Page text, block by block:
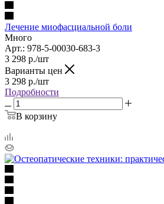
Лечение миофасциальной боли
Много
Арт.: 978-5-00030-683-3
3 298 р./шт
Варианты цен
3 298 р./шт
Подробности
В корзину